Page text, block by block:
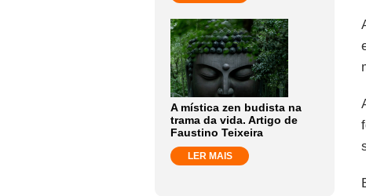
A mística zen budista na
trama da vida. Artigo de
Faustino Teixeira
LER MAIS